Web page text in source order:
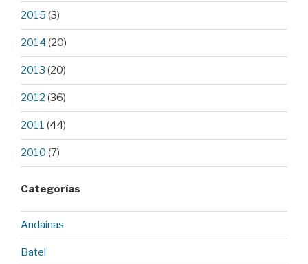
2015 (3)
2014 (20)
2013 (20)
2012 (36)
2011 (44)
2010 (7)
Categorías
Andainas
Batel